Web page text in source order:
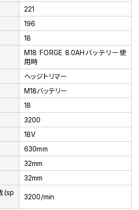
221
196
18
M18 FORGE 8.0AHバッテリー使
用時
ヘッジトリマー
M18バッテリー
18
3200
18V
630mm
32mm
32mm
(sp
3200/min